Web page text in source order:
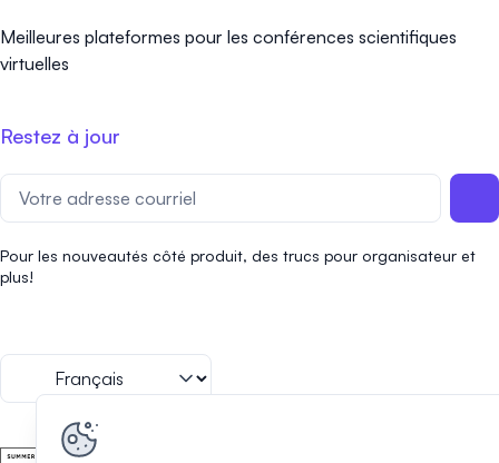
Meilleures plateformes pour les conférences scientifiques
virtuelles
Restez à jour
Pour les nouveautés côté produit, des trucs pour organisateur et
plus!